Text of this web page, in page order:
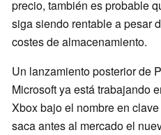
precio, también es probable
siga siendo rentable a pesar
costes de almacenamiento.
Un lanzamiento posterior de
Microsoft ya está trabajando
Xbox bajo el nombre en
saca antes al mercado el